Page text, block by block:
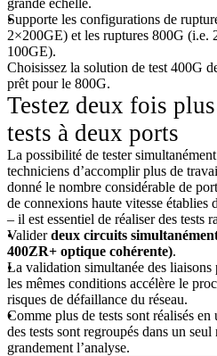
Supporte les configurations de
2×200GE) et les ruptures 800G
100GE).
Choisissez la solution de test 400G
prêt pour le 800G.
Testez deux fois
tests à deux ports
La possibilité de tester
techniciens d’accomplir plus de
donné le nombre considérable de
de connexions haute vitesse établies
– il est essentiel de réaliser des tests
Validerdeux circuits
400ZR+ optique cohérente).
La validation simultanée des
les mêmes conditions accélère le
risques de défaillance du réseau.
Comme plus de tests sont réalisés
des tests sont regroupés dans un
grandement l’analyse.